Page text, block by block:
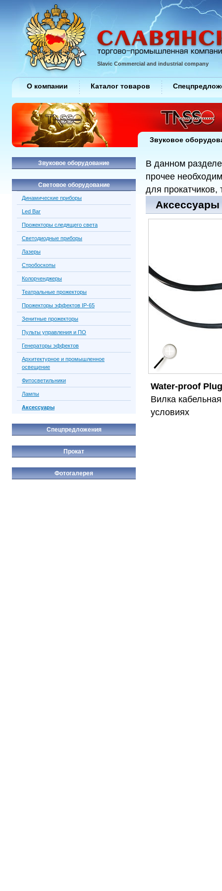
В данном
прочее
для прокатчиков,
Water-proof
Вилка
условиях
Звуковое оборудование
Световое оборудование
Динамические приборы
Led Bar
Прожекторы следящего света
Светодиодные приборы
Лазеры
Стробоскопы
Колорченджеры
Театральные прожекторы
Прожекторы эффектов IP-65
Зенитные прожекторы
Пульты управления и ПО
Генераторы эффектов
Архитектурное и промышленное
освещение
Фитосветильники
Лампы
Аксессуары
Спецпредложения
Прокат
Фотогалерея
Slavic Commercial and industrial company
О компании Каталог товаров
Звуковое